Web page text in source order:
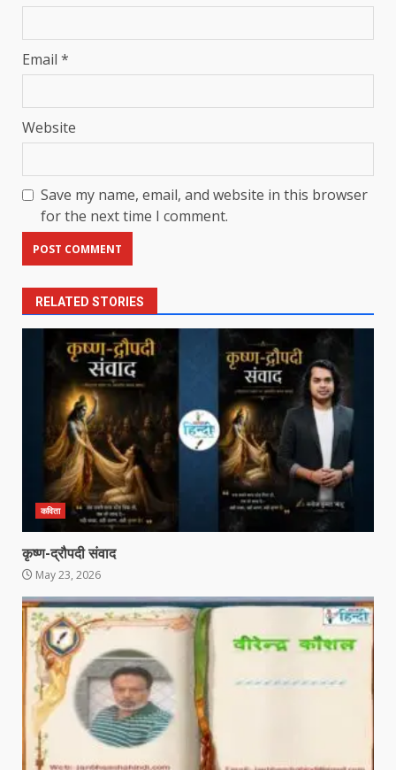
Email *
Website
Save my name, email, and website in this browser
for the next time I comment.
RELATED STORIES
कविता
कृष्ण-द्रौपदी संवाद
May 23, 2026